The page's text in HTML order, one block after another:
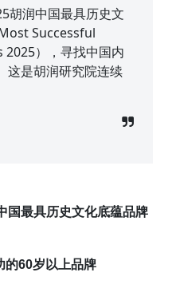
胡润中国最具历史文
Successful
），寻找中国内
这是胡润研究院连续
国最具历史文化底蕴品牌
的60岁以上品牌